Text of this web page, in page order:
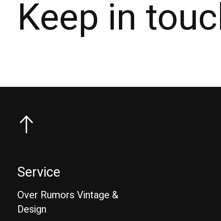
Keep in
Service
Over Rumors Vintage &
Design